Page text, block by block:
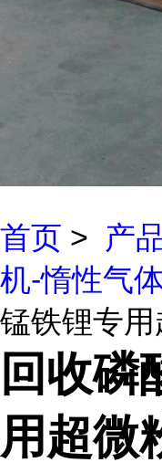
首页 > 产
机-惰性气
锰铁锂专
回收磷
用超微